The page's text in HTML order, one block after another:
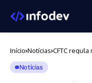
Início Notícias CFTC
Notícias